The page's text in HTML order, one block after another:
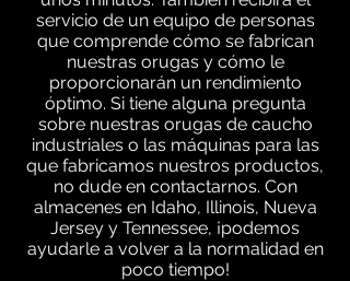
servicio de un equipo de personas
que comprende cómo se fabrican
nuestras orugas y cómo le
proporcionarán un rendimiento
óptimo. Si tiene alguna pregunta
sobre nuestras orugas de caucho
industriales o las máquinas para las
que fabricamos nuestros productos,
no dude en contactarnos. Con
almacenes en Idaho, Illinois, Nueva
Jersey y Tennessee, ¡podemos
ayudarle a volver a la normalidad en
poco tiempo!